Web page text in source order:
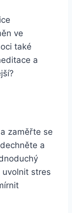
ve
také
a
zaměřte se
a
uvolnit stres